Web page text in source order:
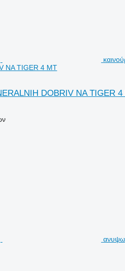
NA TIGER 4 MT
DOBRIV NA TIGER 4